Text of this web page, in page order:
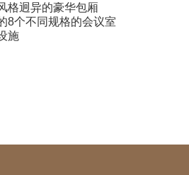
格迥异的豪华包厢
8个不同规格的会议室
施